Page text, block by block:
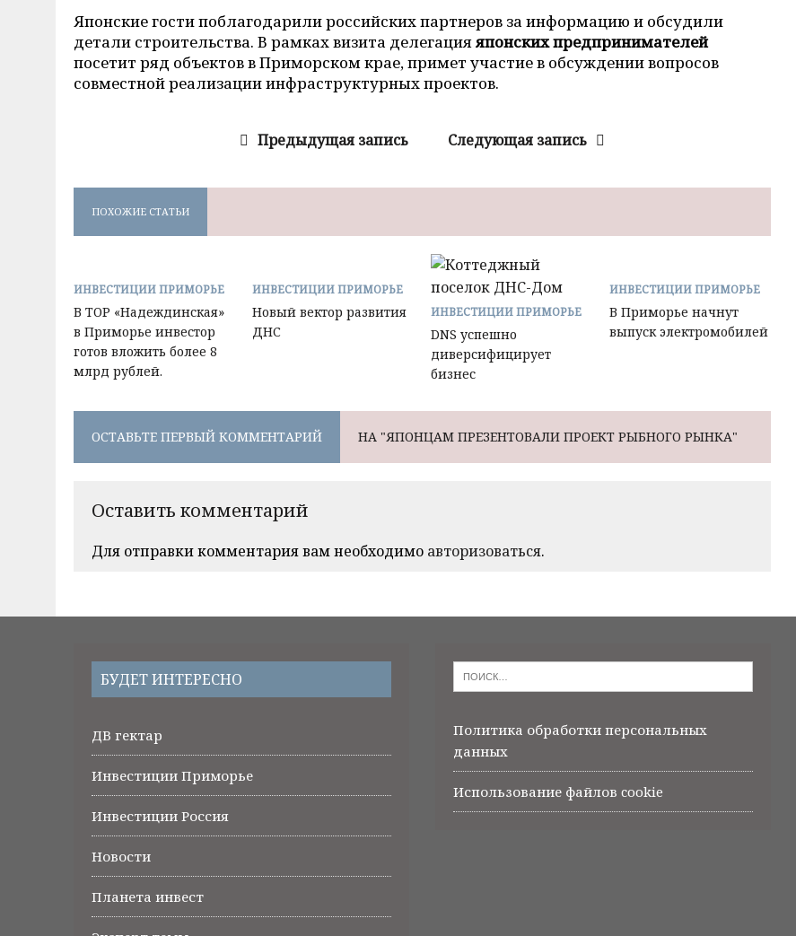
Японские гости поблагодарили российских партнеров за информацию и обсудили
детали строительства. В рамках визита делегацияяпонских предпринимателей
посетит ряд объектов в Приморском крае, примет участие в обсуждении вопросов
совместной реализации инфраструктурных проектов.
Предыдущая запись Следующая запись
ПОХОЖИЕ СТАТЬИ
ИНВЕСТИЦИИ ПРИМОРЬЕ
В ТОР «Надеждинская»
в Приморье инвестор
готов вложить более 8
млрд рублей.
ИНВЕСТИЦИИ ПРИМОРЬЕ
Новый вектор развития
ДНС
ИНВЕСТИЦИИ ПРИМОРЬЕ
DNS успешно
диверсифицирует
бизнес
ИНВЕСТИЦИИ ПРИМОРЬЕ
В Приморье начнут
выпуск электромобилей
ОСТАВЬТЕ ПЕРВЫЙ КОММЕНТАРИЙ НА "ЯПОНЦАМ ПРЕЗЕНТОВАЛИ ПРОЕКТ РЫБНОГО РЫНКА"
Оставить комментарий
Для отправки комментария вам необходимо авторизоваться.
БУДЕТ ИНТЕРЕСНО
ДВ гектар
Инвестиции Приморье
Инвестиции Россия
Новости
Планета инвест
Политика обработки персональных
данных
Использование файлов cookie